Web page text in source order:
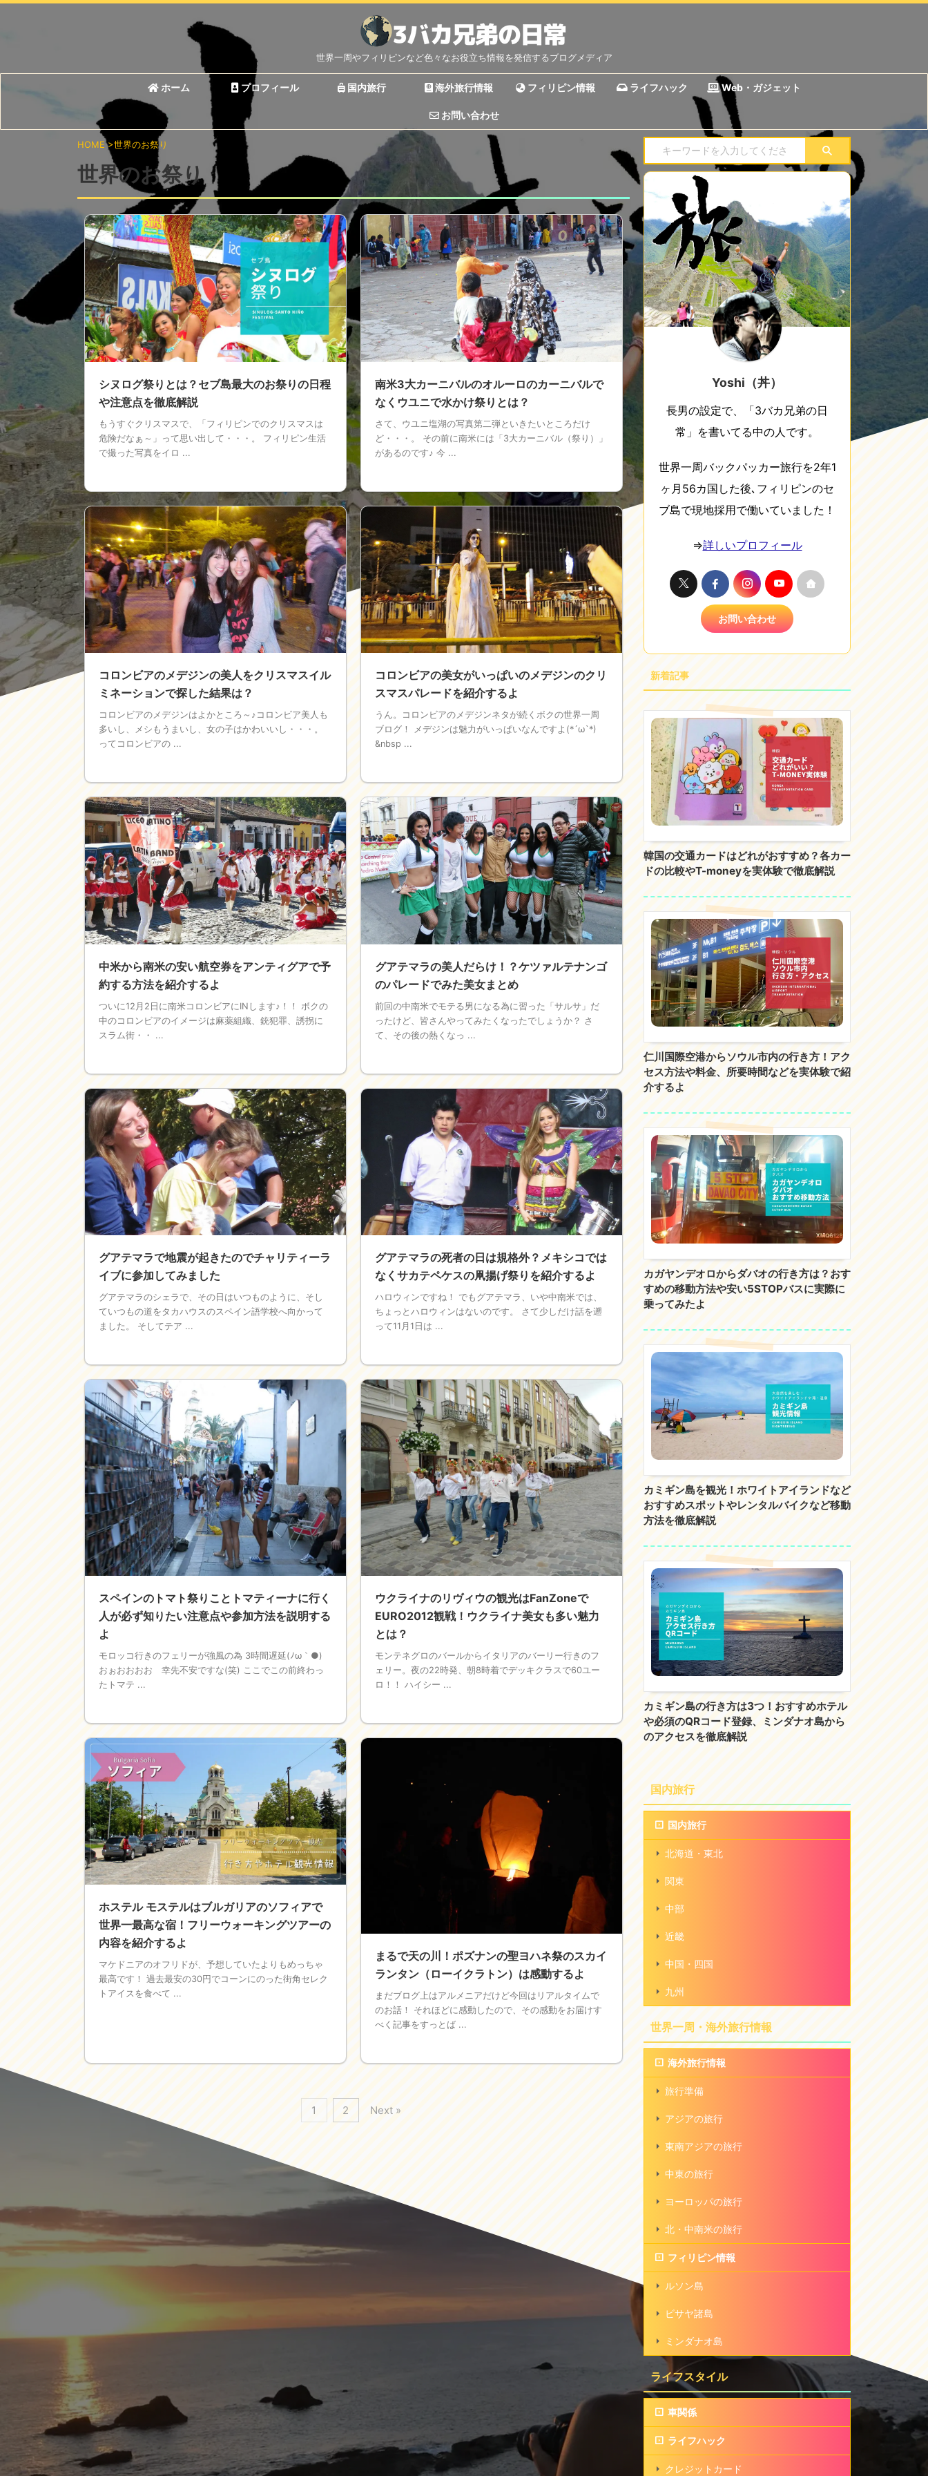
世界一周やフィリピンなど色々なお役立ち情報を発信するブログメディア
ホーム プロフィール 国内旅行 海外旅行情報 フィリピン情報 ライフハック Web・ガジェット
お問い合わせ
HOME>世界のお祭り
世界のお祭り
シヌログ祭りとは？セブ島最大のお祭りの日程
や注意点を徹底解説
もうすぐクリスマスで、「フィリピンでのクリスマスは
危険だなぁ～」って思い出して・・・。 フィリピン生活
で撮った写真をイロ ...
南米3大カーニバルのオルーロのカーニバルで
なくウユニで水かけ祭りとは？
さて、ウユニ塩湖の写真第二弾といきたいところだけ
ど・・・。 その前に南米には「3大カーニバル（祭り）」
があるのです♪ 今 ...
コロンビアのメデジンの美人をクリスマスイル
ミネーションで探した結果は？
コロンビアのメデジンはよかところ～♪コロンビア美人も
多いし、メシもうまいし、女の子はかわいいし・・・。
ってコロンビアの ...
コロンビアの美女がいっぱいのメデジンのクリ
スマスパレードを紹介するよ
うん。コロンビアのメデジンネタが続くボクの世界一周
ブログ！ メデジンは魅力がいっぱいなんですよ(*´ω`*)
&nbsp ...
中米から南米の安い航空券をアンティグアで予
約する方法を紹介するよ
ついに12月2日に南米コロンビアにINします♪！！ ボクの
中のコロンビアのイメージは麻薬組織、銃犯罪、誘拐に
スラム街・・ ...
グアテマラの美人だらけ！？ケツァルテナンゴ
のパレードでみた美女まとめ
前回の中南米でモテる男になる為に習った「サルサ」だ
ったけど、皆さんやってみたくなったでしょうか？ さ
て、その後の熱くなっ ...
グアテマラで地震が起きたのでチャリティーラ
イブに参加してみました
グアテマラのシェラで、その日はいつものように、そし
ていつもの道をタカハウスのスペイン語学校へ向かって
ました。 そしてテア ...
グアテマラの死者の日は規格外？メキシコでは
なくサカテペケスの凧揚げ祭りを紹介するよ
ハロウィンですね！ でもグアテマラ、いや中南米では、
ちょっとハロウィンはないのです。 さて少しだけ話を遡
って11月1日は ...
スペインのトマト祭りことトマティーナに行く
人が必ず知りたい注意点や参加方法を説明する
よ
モロッコ行きのフェリーが強風の為 3時間遅延(ﾉω｀●)
おぉおおおお 幸先不安ですな(笑) ここでこの前終わっ
たトマテ ...
ウクライナのリヴィウの観光はFanZoneで
EURO2012観戦！ウクライナ美女も多い魅力
とは？
モンテネグロのバールからイタリアのバーリー行きのフ
ェリー。夜の22時発、朝8時着でデッキクラスで60ユー
ロ！！ ハイシー ...
ホステル モステルはブルガリアのソフィアで
世界一最高な宿！フリーウォーキングツアーの
内容を紹介するよ
マケドニアのオフリドが、予想していたよりもめっちゃ
最高です！ 過去最安の30円でコーンにのった街角セレク
トアイスを食べて ...
まるで天の川！ポズナンの聖ヨハネ祭のスカイ
ランタン（ローイクラトン）は感動するよ
まだブログ上はアルメニアだけど今回はリアルタイムで
のお話！ それほどに感動したので、その感動をお届けす
べく記事をすっとば ...
1 2 Next »
Yoshi（丼）
長男の設定で、「3バカ兄弟の日
常」を書いてる中の人です。
世界一周バックパッカー旅行を2年1
ヶ月56カ国した後､フィリピンのセ
ブ島で現地採用で働いていました！
⇒詳しいプロフィール
お問い合わせ
新着記事
韓国の交通カードはどれがおすすめ？各カー
ドの比較やT-moneyを実体験で徹底解説
仁川国際空港からソウル市内の行き方！アク
セス方法や料金、所要時間などを実体験で紹
介するよ
カガヤンデオロからダバオの行き方は？おす
すめの移動方法や安い5STOPバスに実際に
乗ってみたよ
カミギン島を観光！ホワイトアイランドなど
おすすめスポットやレンタルバイクなど移動
方法を徹底解説
カミギン島の行き方は3つ！おすすめホテル
や必須のQRコード登録、ミンダナオ島から
のアクセスを徹底解説
国内旅行
国内旅行
北海道・東北
関東
中部
近畿
中国・四国
九州
世界一周・海外旅行情報
海外旅行情報
旅行準備
アジアの旅行
東南アジアの旅行
中東の旅行
ヨーロッパの旅行
北・中南米の旅行
フィリピン情報
ルソン島
ビサヤ諸島
ミンダナオ島
ライフスタイル
車関係
ライフハック
クレジットカード